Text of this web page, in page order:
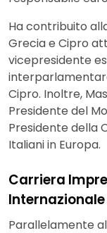
Ha contribuito
Grecia e Cipro
vicepresidente
Cipro. Inoltre,
Presidente del
Presidente della
Italiani in Europa.
Carriera
Internazionale
Parallelamente